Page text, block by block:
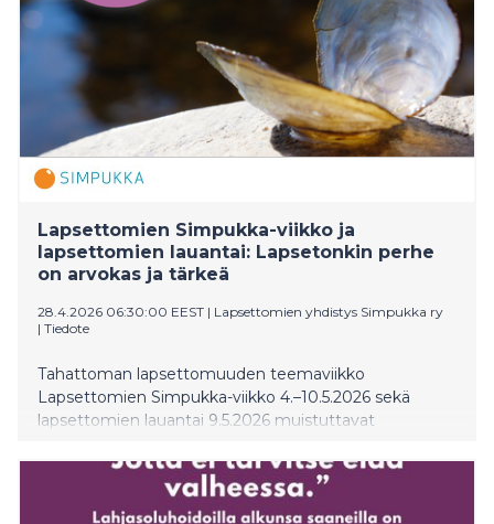
Kutsu medialle näyttelyn juhlaan 9.5.2026.
Lapsettomien Simpukka-viikko ja
lapsettomien lauantai: Lapsetonkin perhe
on arvokas ja tärkeä
28.4.2026 06:30:00 EEST | Lapsettomien yhdistys Simpukka ry
| Tiedote
Tahattoman lapsettomuuden teemaviikko
Lapsettomien Simpukka-viikko 4.–10.5.2026 sekä
lapsettomien lauantai 9.5.2026 muistuttavat
itsestäänselvyys. Tahaton lapsettomuus on syvä kriisi,
joka koskettaa joka viidettä. Tänä vuonna
lapsettomien viikko laajentaa perhekäsitystä.